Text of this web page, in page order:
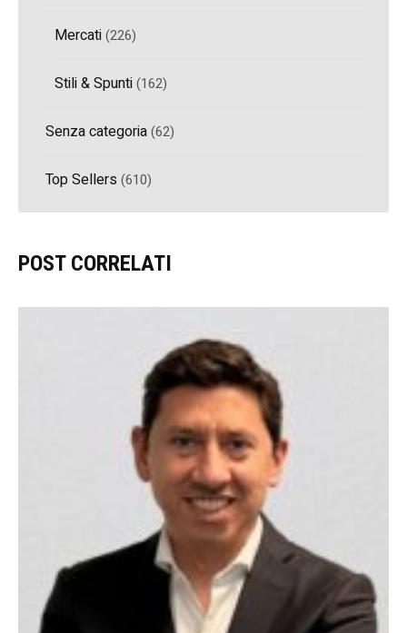
Mercati(226)
Stili & Spunti(162)
Senza categoria(62)
Top Sellers (610)
POST CORRELATI